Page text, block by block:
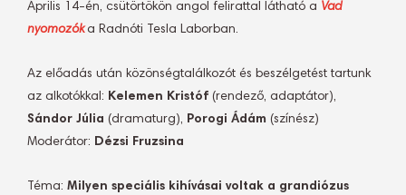
Április 14-én, csütörtökön angol felirattal látható a Vad
nyomozók a Radnóti Tesla Laborban.
Az előadás után közönségtalálkozót és beszélgetést tartunk
az alkotókkal: Kelemen Kristóf (rendező, adaptátor),
Sándor Júlia (dramaturg), Porogi Ádám (színész)
Moderátor: Dézsi Fruzsina
Téma: Milyen speciális kihívásai voltak a grandiózus